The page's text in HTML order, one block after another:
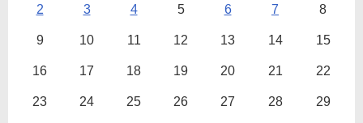
2 3 4 5 6 7 8
9 10 11 12 13 14 15
16 17 18 19 20 21 22
23 24 25 26 27 28 29